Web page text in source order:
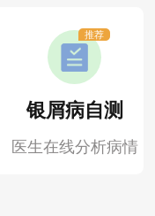
银屑病自测
医生在线分析病情
推荐